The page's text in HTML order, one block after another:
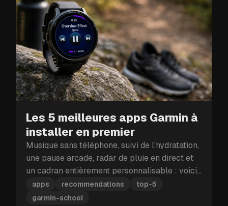
Les 5 meilleures apps Garmin à
installer en premier
Musique sans téléphone, suivi de l'hydratation,
une pause arcade, radar de pluie en direct et
un cadran entièrement personnalisable : voici
les cinq apps Garmin à installer en premier.
apps recommendations
top-5
garmin-school